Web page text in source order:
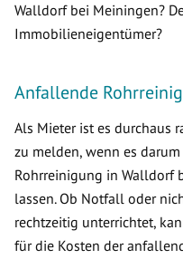
Walldorf bei Meiningen?
Immobilieneigentümer?
Anfallende
Als Mieter ist es durchaus
zu melden, wenn es
Rohrreinigung in Walldorf
lassen. Ob Notfall oder
rechtzeitig unterrichtet,
für die Kosten der